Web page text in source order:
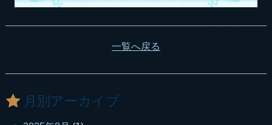
一覧へ戻る
月別アーカイブ